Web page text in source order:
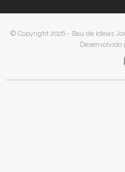
© Copyright 2026 - Baú de Idéias
Desenvolvido